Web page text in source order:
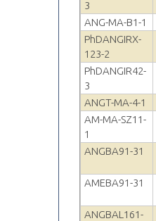
3
ANG-MA-B1-1
PhDANGIRX-
123-2
PhDANGIR42-
3
ANGT-MA-4-1
AM-MA-SZ11-
1
ANGBA91-31
AMEBA91-31
ANGBAL161-